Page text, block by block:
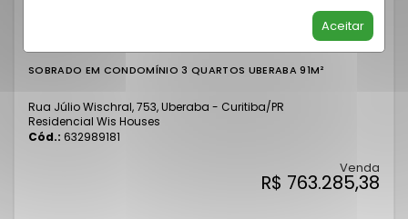
Aceitar
SOBRADO EM CONDOMÍNIO 3 QUARTOS UBERABA 91M²
Rua Júlio Wischral, 753, Uberaba - Curitiba/PR
Residencial Wis Houses
Cód.: 632989181
Venda
R$ 763.285,38